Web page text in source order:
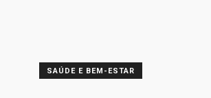
SAÚDE E BEM-ESTAR